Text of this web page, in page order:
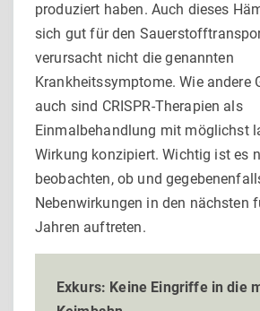
produziert haben. Auch dieses
sich gut für den
verursacht nicht die genannten
Krankheitssymptome. Wie andere
auch sind CRISPR-Therapien als
Einmalbehandlung mit möglichst
Wirkung konzipiert. Wichtig ist es
beobachten, ob und
Nebenwirkungen in den nächsten
Jahren auftreten.
Exkurs: Keine Eingriffe in die